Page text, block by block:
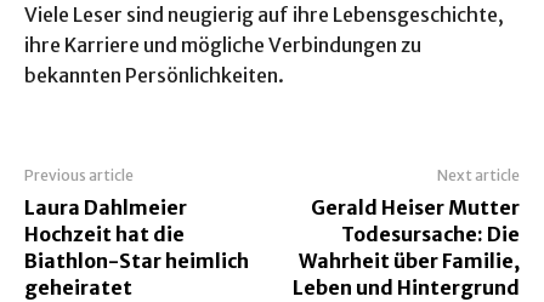
Viele Leser sind neugierig auf ihre Lebensgeschichte,
ihre Karriere und mögliche Verbindungen zu
bekannten Persönlichkeiten.
Previous article
Laura Dahlmeier
Hochzeit hat die
Biathlon-Star heimlich
geheiratet
Next article
Gerald Heiser Mutter
Todesursache: Die
Wahrheit über Familie,
Leben und Hintergrund